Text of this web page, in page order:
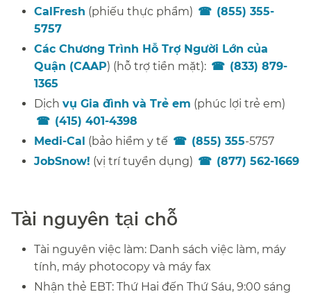
CalFresh (phiếu thực phẩm)
(855) 355-
5757
Các Chương Trình Hỗ Trợ Người Lớn của
Quận (CAAP) (hỗ trợ tiền mặt):
(833) 879-
1365
Dịch vụ Gia đình và Trẻ em (phúc lợi trẻ em)
(415) 401-4398
Medi-Cal (bảo hiểm y tế (855) 355-5757​​
JobSnow! (vị trí tuyển dụng) (877) 562-1669​​
Tài nguyên tại chỗ​​
Tài nguyên việc làm: Danh sách việc làm, máy
tính, máy photocopy và máy fax​​
Nhận thẻ EBT: Thứ Hai đến Thứ Sáu, 9:00 sáng